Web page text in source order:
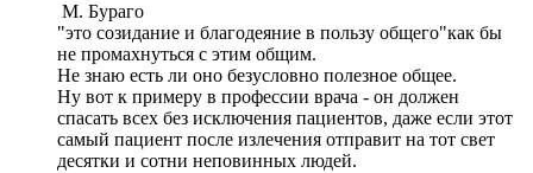
М. Бураго
это сози­дание и благ­одея­ние в пользу общего как бы
не пром­ахну­ться с этим общим.
Не знаю есть ли оно безу­словно поле­зное общее.
Ну вот к примеру в проф­ессии врача - он должен
спасать всех без искл­ючения паци­ентов, даже если этот
самый пациент после изле­чения отпр­авит на тот свет
десятки и сотни непо­винных людей.